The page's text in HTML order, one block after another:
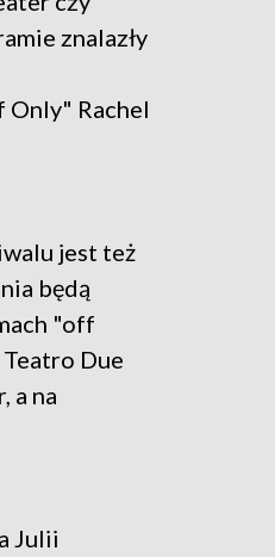
znalazły
Rachel
jest też
będą
"off
Due
a na
Julii